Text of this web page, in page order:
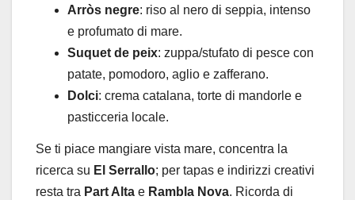
Arròs negre: riso al nero di seppia, intenso
e profumato di mare.
Suquet de peix: zuppa/stufato di pesce con
patate, pomodoro, aglio e zafferano.
Dolci: crema catalana, torte di mandorle e
pasticceria locale.
Se ti piace mangiare vista mare, concentra la
ricerca su El Serrallo; per tapas e indirizzi creativi
resta tra Part Alta e Rambla Nova. Ricorda di